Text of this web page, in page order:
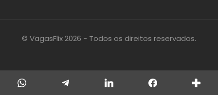
© VagasFlix 2026 - Todos os direitos reservados.